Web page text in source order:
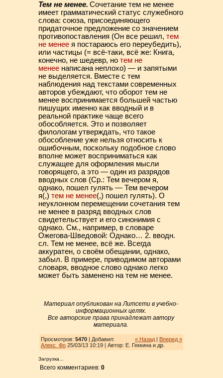
Тем не менее. Сочетание тем не менее
имеет грамматический статус служебного
слова: союза, присоединяющего
придаточное предложение со значением
противопоставления (Он все решил,тем
не менее я постараюсь его переубедить),
или частицы (= всё-таки, всё же: Книга,
конечно, не шедевр, нотем не
менее написана неплохо) — и запятыми
не выделяется. Вместе с тем
наблюдения над текстами современных
авторов убеждают, что оборот тем не
менее воспринимается большей частью
пишущих именно как вводный и в
реальной практике чаще всего
обособляется. Это и позволяет
филологам утверждать, что такое
обособление уже нельзя относить к
ошибочным, поскольку подобное слово
вполне может восприниматься как
служащее для оформления мысли
говорящего, а это — один из разрядов
вводных слов (Ср.: Тем вечером я,
однако, пошел гулять — Тем вечером
я(,)тем не менее(,) пошел гулять). О
неуклонном перемещении сочетания тем
не менее в разряд вводных слов
свидетельствует и его синонимия с
однако. См., например, в словаре
Ожегова-Шведовой: Однако… 2. вводн.
сл. Тем не менее, всё же. Всегда
аккуратен, о своём обещании, однако,
забыл. В примере, приводимом авторами
словаря, вводное слово однако легко
может быть заменено на тем не менее.
Материал опубликован на Литсети в учебно-
информационных целях.
Все авторские права принадлежат автору
материала.
« Назад | Вперед »
Просмотров: 5470| Добавил:
Алекс_Фо25/03/13 10:19 | Автор: Е. Геккина и др.
Загрузка...
Всего комментариев:0